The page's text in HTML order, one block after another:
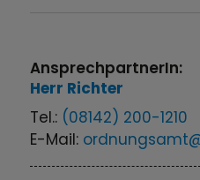
AnsprechpartnerIn:
Herr Richter
Tel.: (08142) 200-1210
E-Mail: